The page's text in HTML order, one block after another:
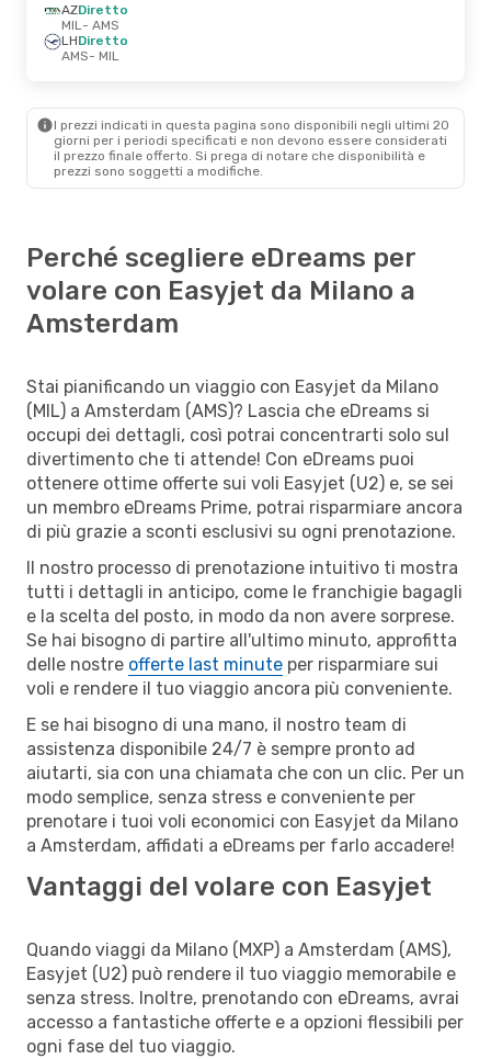
AZDiretto
MIL- AMS
LHDiretto
AMS- MIL
I prezzi indicati in questa pagina sono disponibili negli ultimi 20
giorni per i periodi specificati e non devono essere considerati
il ​​prezzo finale offerto. Si prega di notare che disponibilità e
prezzi sono soggetti a modifiche.
Perché scegliere eDreams per
volare con Easyjet da Milano a
Amsterdam
Stai pianificando un viaggio con Easyjet da Milano
(MIL) a Amsterdam (AMS)? Lascia che eDreams si
occupi dei dettagli, così potrai concentrarti solo sul
divertimento che ti attende! Con eDreams puoi
ottenere ottime offerte sui voli Easyjet (U2) e, se sei
un membro eDreams Prime, potrai risparmiare ancora
di più grazie a sconti esclusivi su ogni prenotazione.
Il nostro processo di prenotazione intuitivo ti mostra
tutti i dettagli in anticipo, come le franchigie bagagli
e la scelta del posto, in modo da non avere sorprese.
Se hai bisogno di partire all'ultimo minuto, approfitta
delle nostre offerte last minute per risparmiare sui
voli e rendere il tuo viaggio ancora più conveniente.
E se hai bisogno di una mano, il nostro team di
assistenza disponibile 24/7 è sempre pronto ad
aiutarti, sia con una chiamata che con un clic. Per un
modo semplice, senza stress e conveniente per
prenotare i tuoi voli economici con Easyjet da Milano
a Amsterdam, affidati a eDreams per farlo accadere!
Vantaggi del volare con Easyjet
Quando viaggi da Milano (MXP) a Amsterdam (AMS),
Easyjet (U2) può rendere il tuo viaggio memorabile e
senza stress. Inoltre, prenotando con eDreams, avrai
accesso a fantastiche offerte e a opzioni flessibili per
ogni fase del tuo viaggio.